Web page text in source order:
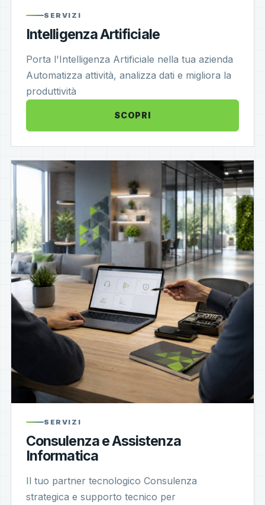
SERVIZI
Intelligenza Artificiale
Porta l'Intelligenza Artificiale nella tua azienda
Automatizza attività, analizza dati e migliora la
produttività
SCOPRI
SERVIZI
Consulenza e Assistenza
Informatica
Il tuo partner tecnologico Consulenza
strategica e supporto tecnico per